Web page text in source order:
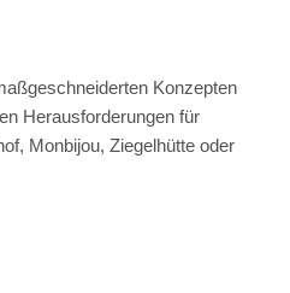
Konzepten
Herausforderungen für
Monbijou, Ziegelhütte oder